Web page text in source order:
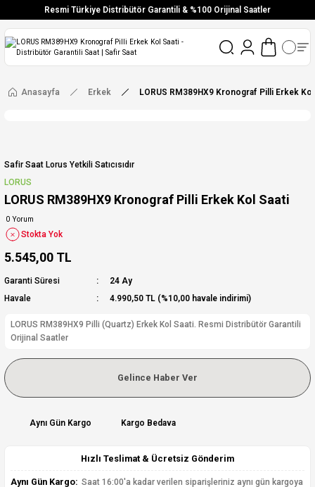
Resmi Türkiye Distribütör Garantili & %100 Orijinal Saatler
Vade Farksız 6 Taksit
Aynı Gün Stoktan Gönderim
Ücretsiz Kargo
Anasayfa Erkek LORUS RM389HX9 Kronograf Pilli Erkek
Safir Saat Lorus Yetkili Satıcısıdır
LORUS
LORUS RM389HX9 Kronograf Pilli Erkek Kol Saati
0 Yorum
Stokta Yok
5.545,00 TL
Garanti Süresi
24 Ay
Havale
4.990,50 TL (%10,00 havale indirimi)
LORUS RM389HX9 Pilli (Quartz) Erkek Kol Saati. Resmi Distribütör Garantili
Orijinal Saatler
Gelince Haber Ver
Aynı Gün Kargo Kargo Bedava
Hızlı Teslimat & Ücretsiz Gönderim
Aynı Gün Kargo: Saat 16:00'a kadar verilen siparişleriniz aynı gün kargoya